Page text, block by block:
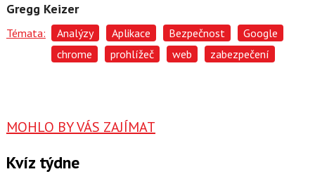
Gregg Keizer
Témata: Analýzy Aplikace Bezpečnost
Google
chrome
prohlížeč web zabezpečení
MOHLO BY VÁS ZAJÍMAT
Kvíz týdne